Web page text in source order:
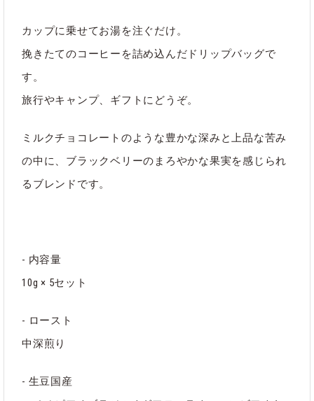
#オリジナル #コーヒー #コーヒー豆
#ドリップバッグ
カテゴリ コーヒー ｜ ギフト ｜ すべて ｜
STAYFUL LIFE STORE
カップに乗せてお湯を注ぐだけ。
挽きたてのコーヒーを詰め込んだドリップバッグで
す。
旅行やキャンプ、ギフトにどうぞ。
ミルクチョコレートのような豊かな深みと上品な苦み
の中に、ブラックベリーのまろやかな果実を感じられ
るブレンドです。
- 内容量
10g × 5セット
- ロースト
中深煎り
- 生豆国産